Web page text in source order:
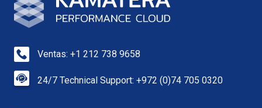
Ventas: +1 212 738 9658
24/7 Technical Support: +972 (0)74 705 0320